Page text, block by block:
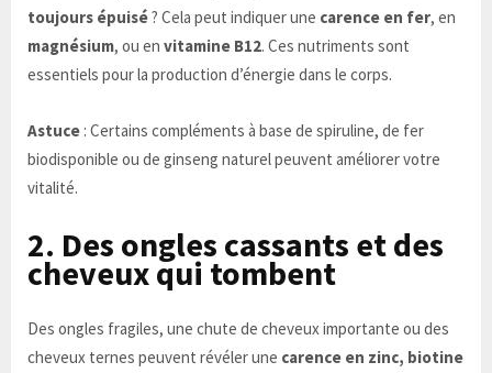
toujours épuisé? Cela peut indiquer une carence en fer, en
magnésium, ou en vitamine B12. Ces nutriments sont
essentiels pour la production d’énergie dans le corps.
Astuce : Certains compléments à base de spiruline, de fer
biodisponible ou de ginseng naturel peuvent améliorer votre
vitalité.
2. Des ongles cassants et des
cheveux qui tombent
Des ongles fragiles, une chute de cheveux importante ou des
cheveux ternes peuvent révéler une carence en zinc, biotine